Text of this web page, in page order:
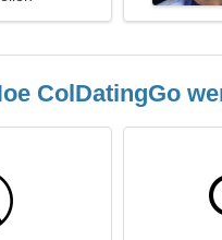
ColDatingGo